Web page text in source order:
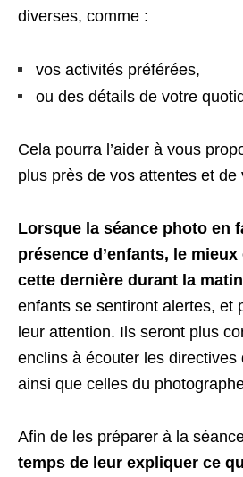
diverses, comme :
vos activités préférées,
ou des détails de votre
Cela pourra l’aider à vous
plus près de vos attentes et de
Lorsque la séance photo en
présence d’enfants, le
cette dernière durant la
enfants se sentiront alertes, et
leur attention. Ils seront plus
enclins à écouter les directives
ainsi que celles du
Afin de les préparer à la
temps de leur expliquer ce